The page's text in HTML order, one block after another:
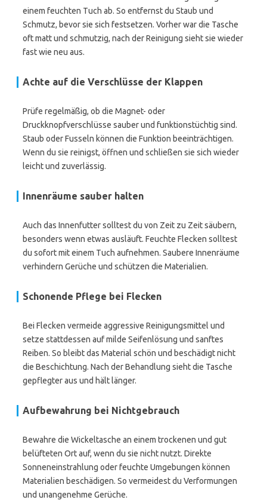
einem feuchten Tuch ab. So entfernst du Staub und
Schmutz, bevor sie sich festsetzen. Vorher war die Tasche
oft matt und schmutzig, nach der Reinigung sieht sie wieder
fast wie neu aus.
Achte auf die Verschlüsse der Klappen
Prüfe regelmäßig, ob die Magnet- oder
Druckknopfverschlüsse sauber und funktionstüchtig sind.
Staub oder Fusseln können die Funktion beeinträchtigen.
Wenn du sie reinigst, öffnen und schließen sie sich wieder
leicht und zuverlässig.
Innenräume sauber halten
Auch das Innenfutter solltest du von Zeit zu Zeit säubern,
besonders wenn etwas ausläuft. Feuchte Flecken solltest
du sofort mit einem Tuch aufnehmen. Saubere Innenräume
verhindern Gerüche und schützen die Materialien.
Schonende Pflege bei Flecken
Bei Flecken vermeide aggressive Reinigungsmittel und
setze stattdessen auf milde Seifenlösung und sanftes
Reiben. So bleibt das Material schön und beschädigt nicht
die Beschichtung. Nach der Behandlung sieht die Tasche
gepflegter aus und hält länger.
Aufbewahrung bei Nichtgebrauch
Bewahre die Wickeltasche an einem trockenen und gut
belüfteten Ort auf, wenn du sie nicht nutzt. Direkte
Sonneneinstrahlung oder feuchte Umgebungen können
Materialien beschädigen. So vermeidest du Verformungen
und unangenehme Gerüche.